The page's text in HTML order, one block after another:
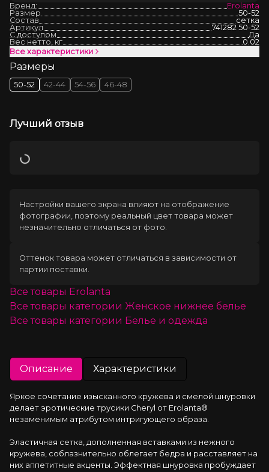
Бренд:
Erolanta
Размер
50-52
Состав
сетка
Артикул
741282 50-52
С доступом
Да
Вес нетто, кг
0.02
Все характеристики
Размеры
50-52 42-44 54-56 46-48
Лучший отзыв
Загрузка
Настройки вашего экрана влияют на отображение
фотографии, поэтому реальный цвет товара может
незначительно отличаться от фото.
Оттенок товара может отличаться в зависимости от
партии поставки.
Все товары Erolanta
Все товары категории Женское нижнее белье
Все товары категории Белье и одежда
Описание Характеристики
Яркое сочетание изысканного кружева и смелой шнуровки
делает эротические трусики Cheryl от Erolanta®
незаменимым атрибутом интригующего образа.
Эластичная сетка, дополненная вставками из нежного
кружева, соблазнительно облегает бедра и расставляет на
них аппетитные акценты. Эффектная шнуровка пробуждает